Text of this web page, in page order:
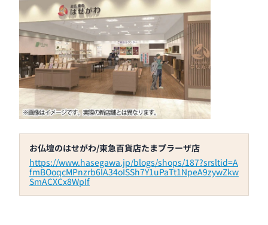
お仏壇のはせがわ/東急百貨店たまプラーザ店
https://www.hasegawa.jp/blogs/shops/187?srsltid=A
fmBOoqcMPnzrb6lA34oISSh7Y1uPaTt1NpeA9zywZkw
SmACXCx8WpIf